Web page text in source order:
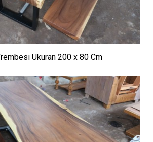
Ukuran 200 x 80 Cm